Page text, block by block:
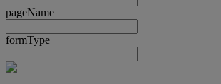
pageName
formType